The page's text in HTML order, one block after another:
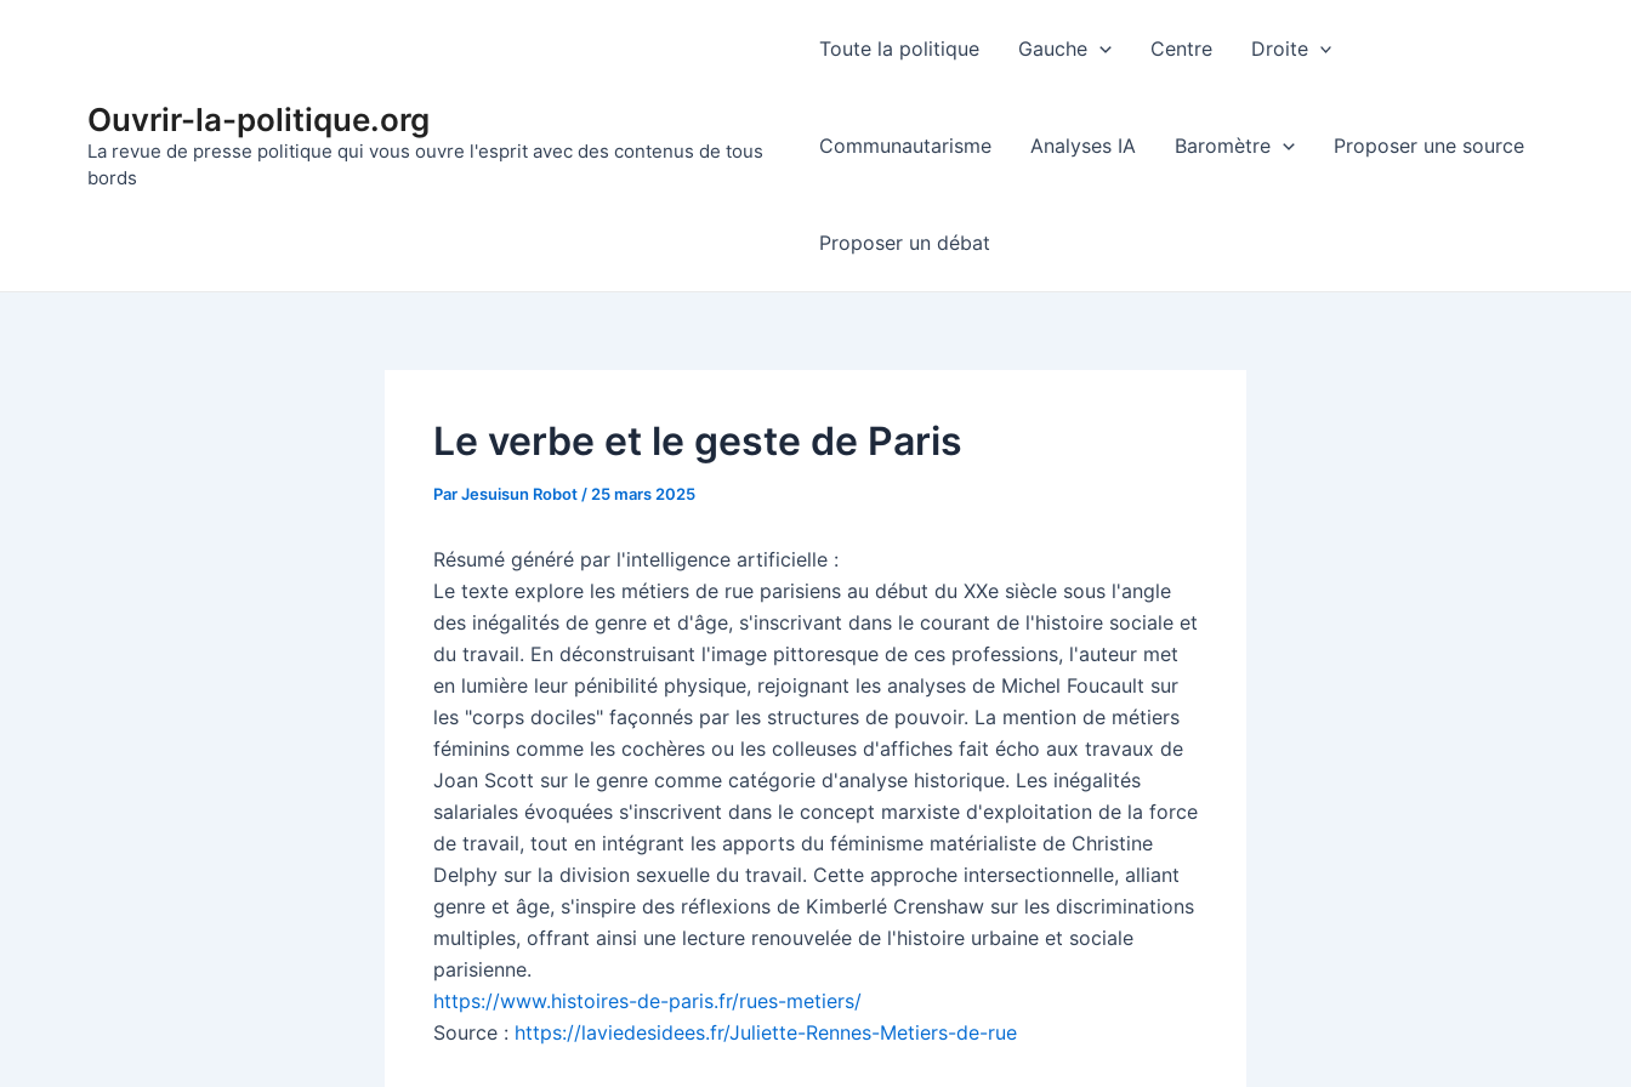
Ouvrir-la-politique.org
La revue de presse politique qui vous ouvre l'esprit avec des contenus de tous
bords
Toute la politique Gauche Centre Droite
Communautarisme Analyses IA Baromètre Proposer une source
Proposer un débat
Le verbe et le geste de Paris
ParJesuisun Robot / 25 mars 2025
Résumé généré par l'intelligence artificielle :
Le texte explore les métiers de rue parisiens au début du XXe siècle sous l'angle
des inégalités de genre et d'âge, s'inscrivant dans le courant de l'histoire sociale et
du travail. En déconstruisant l'image pittoresque de ces professions, l'auteur met
en lumière leur pénibilité physique, rejoignant les analyses de Michel Foucault sur
les "corps dociles" façonnés par les structures de pouvoir. La mention de métiers
féminins comme les cochères ou les colleuses d'affiches fait écho aux travaux de
Joan Scott sur le genre comme catégorie d'analyse historique. Les inégalités
salariales évoquées s'inscrivent dans le concept marxiste d'exploitation de la force
de travail, tout en intégrant les apports du féminisme matérialiste de Christine
Delphy sur la division sexuelle du travail. Cette approche intersectionnelle, alliant
genre et âge, s'inspire des réflexions de Kimberlé Crenshaw sur les discriminations
multiples, offrant ainsi une lecture renouvelée de l'histoire urbaine et sociale
parisienne.
https://www.histoires-de-paris.fr/rues-metiers/
Source : https://laviedesidees.fr/Juliette-Rennes-Metiers-de-rue